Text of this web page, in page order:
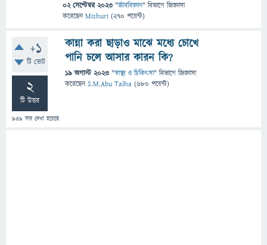
02 সেপ্টেম্বর 2023 "জীববিজ্ঞান" বিভাগে জিজ্ঞাসা
করেছেনMishuri (270 পয়েন্ট)
+1
টি ভোট
2
টি উত্তর
939 বার দেখা হয়েছে
কান্না করা ছাড়াও মাঝে মধ্যে চোখে
পানি চলে আসার কারন কি?
19 অগাস্ট 2023 "স্বাস্থ্য ও চিকিৎসা" বিভাগে জিজ্ঞাসা
করেছেনS.M.Abu Talha (680 পয়েন্ট)